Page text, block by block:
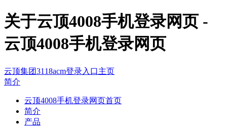
关于云顶4008手机登录网页 -
云顶4008手机登录网页
云顶集团3118acm登录入口主页
简介
云顶4008手机登录网页首页
简介
产品